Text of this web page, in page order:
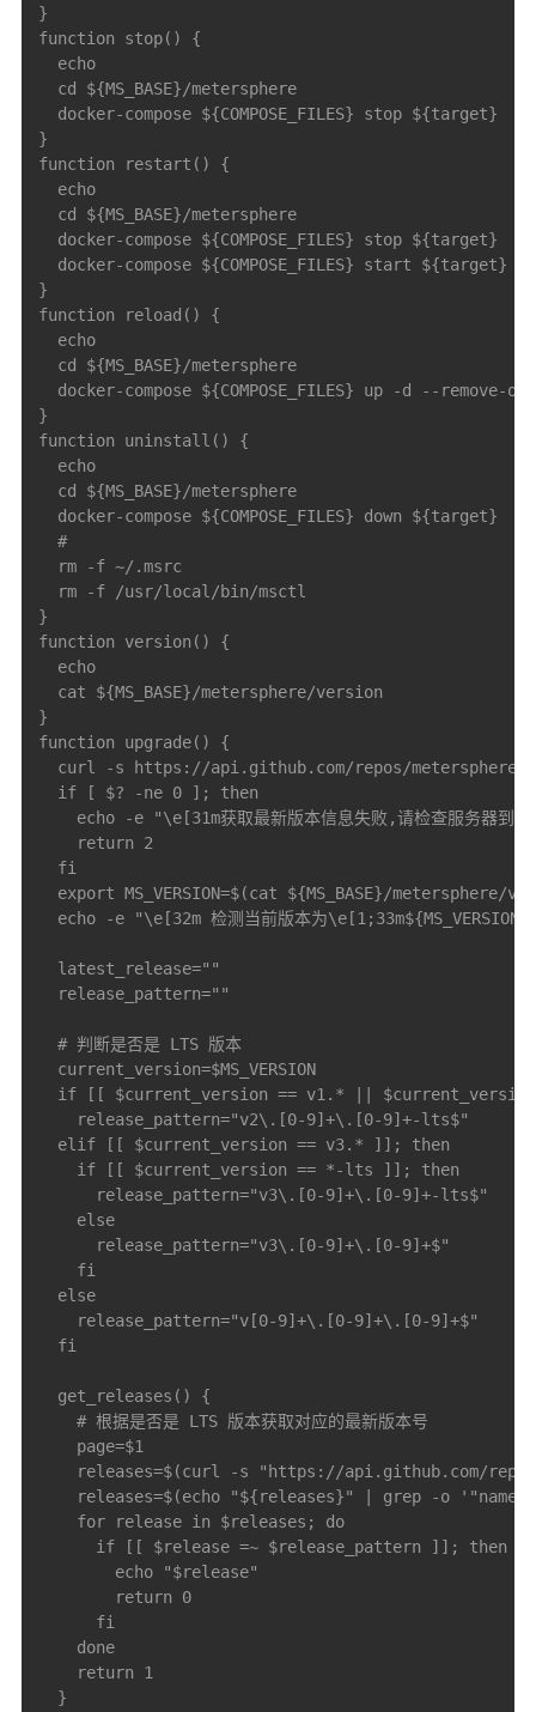
}
function stop() {
  echo
  cd ${MS_BASE}/metersphere
  docker-compose ${COMPOSE_FILES} stop ${target}
}
function restart() {
  echo
  cd ${MS_BASE}/metersphere
  docker-compose ${COMPOSE_FILES} stop ${target}
  docker-compose ${COMPOSE_FILES} start ${target}
}
function reload() {
  echo
  cd ${MS_BASE}/metersphere
docker-compose ${COMPOSE_FILES} up -d --remove-
}
function uninstall() {
  echo
  cd ${MS_BASE}/metersphere
  docker-compose ${COMPOSE_FILES} down ${target}
  #
  rm -f ~/.msrc
  rm -f /usr/local/bin/msctl
}
function version() {
  echo
  cat ${MS_BASE}/metersphere/version
}
function upgrade() {
curl -s https://api.github.com/repos/
  if [ $? -ne 0 ]; then
echo -e "\e[31m获取最新版本信息失败,请检查服务器到
    return 2
  fi
export MS_VERSION=$(cat ${MS_BASE}/metersphere/
echo -e "\e[32m 检测当前版本为\e[1;33m${MS_VERSION}
  latest_release=""
  release_pattern=""
  # 判断是否是 LTS 版本
  current_version=$MS_VERSION
if [[ $current_version == v1.* ||
    release_pattern="v2\.[0-9]+\.[0-9]+-lts$"
  elif [[ $current_version == v3.* ]]; then
    if [[ $current_version == *-lts ]]; then
      release_pattern="v3\.[0-9]+\.[0-9]+-lts$"
    else
      release_pattern="v3\.[0-9]+\.[0-9]+$"
    fi
  else
    release_pattern="v[0-9]+\.[0-9]+\.[0-9]+$"
  fi
  get_releases() {
    # 根据是否是 LTS 版本获取对应的最新版本号
    page=$1
releases=$(curl -s "https://api.github.com/
releases=$(echo "${releases}" | grep -o
    for release in $releases; do
      if [[ $release =~ $release_pattern ]]; then
        echo "$release"
        return 0
      fi
    done
    return 1
  }